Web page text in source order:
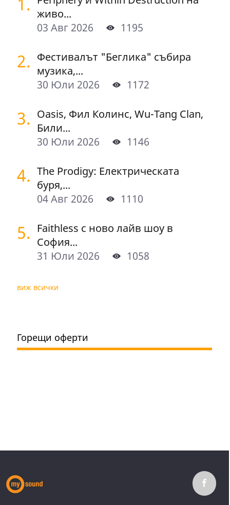
живо...
03 Авг 2026
1195
2. Фестивалът "Беглика" събира
музика,...
30 Юли 2026
1172
3. Oasis, Фил Колинс, Wu-Tang Clan,
Били...
30 Юли 2026
1146
4. The Prodigy: Електрическата
буря,...
04 Авг 2026
1110
5. Faithless с ново лайв шоу в
София...
31 Юли 2026
1058
виж всички
Горещи оферти